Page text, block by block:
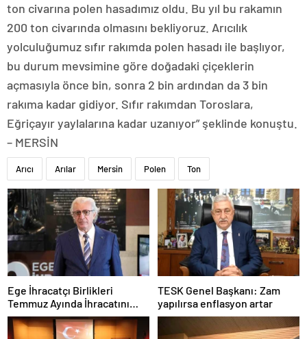
ton civarına polen hasadımız oldu. Bu yıl bu rakamın
200 ton civarında olmasını bekliyoruz. Arıcılık
yolculuğumuz sıfır rakımda polen hasadı ile başlıyor,
bu durum mevsimine göre doğadaki çiçeklerin
açmasıyla önce bin, sonra 2 bin ardından da 3 bin
rakıma kadar gidiyor. Sıfır rakımdan Toroslara,
Eğriçayır yaylalarına kadar uzanıyor” şeklinde konuştu.
– MERSİN
Arıcı Arılar Mersin Polen Ton
Ege İhracatçı Birlikleri
Temmuz Ayında İhracatını
Artırdı
TESK Genel Başkanı: Zam
yapılırsa enflasyon artar